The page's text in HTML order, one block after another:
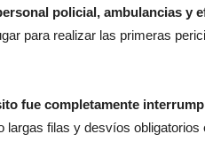
policial, ambulancias y
para realizar las primeras
fue completamente
filas y desvíos obligatorios